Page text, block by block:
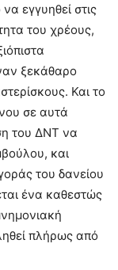
εγγυηθεί στις
του χρέους,
ξεκάθαρο
Και το
σε αυτά
του ΔΝΤ να
και
του δανείου
ένα καθεστώς
πλήρως από